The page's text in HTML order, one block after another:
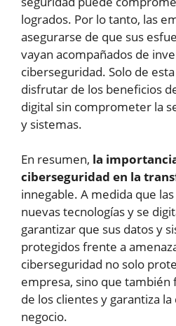
logrados. Por lo tanto, las
asegurarse de que sus
vayan acompañados de
ciberseguridad. Solo de
disfrutar de los beneficios
digital sin comprometer la
y sistemas.
En resumen, la
ciberseguridad en la
innegable. A medida que
nuevas tecnologías y se
garantizar que sus datos y
protegidos frente a
ciberseguridad no solo
empresa, sino que también
de los clientes y garantiza
negocio.